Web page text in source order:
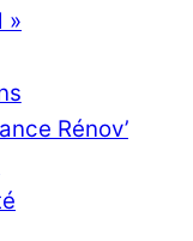
»
Rénov’